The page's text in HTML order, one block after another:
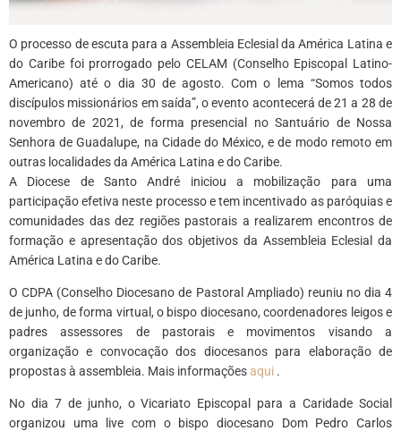
O processo de escuta para a Assembleia Eclesial da América Latina e
do Caribe foi prorrogado pelo CELAM (Conselho Episcopal Latino-
Americano) até o dia 30 de agosto. Com o lema “Somos todos
discípulos missionários em saída”, o evento acontecerá de 21 a 28 de
novembro de 2021, de forma presencial no Santuário de Nossa
Senhora de Guadalupe, na Cidade do México, e de modo remoto em
outras localidades da América Latina e do Caribe.
A Diocese de Santo André iniciou a mobilização para uma
participação efetiva neste processo e tem incentivado as paróquias e
comunidades das dez regiões pastorais a realizarem encontros de
formação e apresentação dos objetivos da Assembleia Eclesial da
América Latina e do Caribe.
O CDPA (Conselho Diocesano de Pastoral Ampliado) reuniu no dia 4
de junho, de forma virtual, o bispo diocesano, coordenadores leigos e
padres assessores de pastorais e movimentos visando a
organização e convocação dos diocesanos para elaboração de
propostas à assembleia. Mais informaçõesaqui .
No dia 7 de junho, o Vicariato Episcopal para a Caridade Social
organizou uma live com o bispo diocesano Dom Pedro Carlos